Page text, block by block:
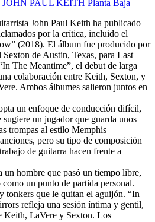
John Paul Keith ha publicado
por la crítica, incluido el
(2018). El álbum fue producido por
de Austin, Texas, para Last
The Meantime”, el debut de larga
colaboración entre Keith, Sexton, y
Ambos álbumes salieron juntos en
un enfoque de conducción difícil,
un jugador que guarda unos
trompas al estilo Memphis
pero su tipo de composición
de guitarra hacen frente a
un hombre que pasó un tiempo libre,
como un punto de partida personal.
tonkers que le quitan el aguijón. “In
refleja una sesión íntima y gentil,
Keith, LaVere y Sexton. Los